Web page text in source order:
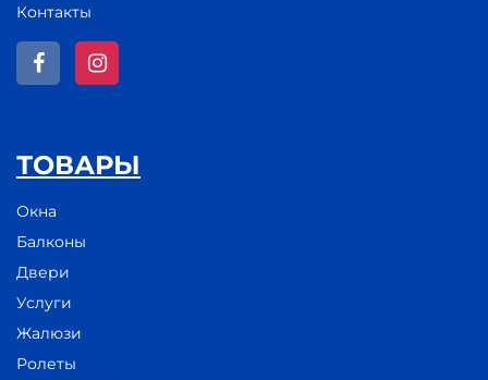
Контакты
ТОВАРЫ
Окна
Балконы
Двери
Услуги
Жалюзи
Ролеты